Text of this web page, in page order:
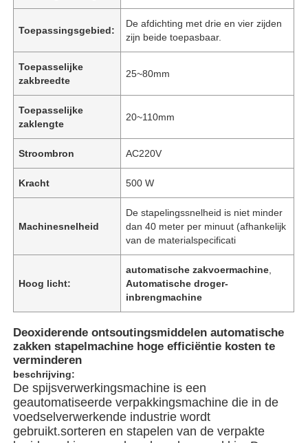
Toepassingsgebied:
De afdichting met drie en vier zijden
zijn beide toepasbaar.
Toepasselijke
zakbreedte
25~80mm
Toepasselijke
zaklengte
20~110mm
Stroombron AC220V
Kracht 500 W
Machinesnelheid
De stapelingssnelheid is niet minder
dan 40 meter per minuut (afhankelijk
van de materialspecificati
Hoog licht:
automatische zakvoermachine
Automatische droger-
inbrengmachine
Deoxiderende ontsoutingsmiddelen automatische
zakken stapelmachine hoge efficiëntie kosten te
verminderen
beschrijving:
De spijsverwerkingsmachine is een
geautomatiseerde verpakkingsmachine die in de
voedselverwerkende industrie wordt
gebruikt.sorteren en stapelen van de verpakte